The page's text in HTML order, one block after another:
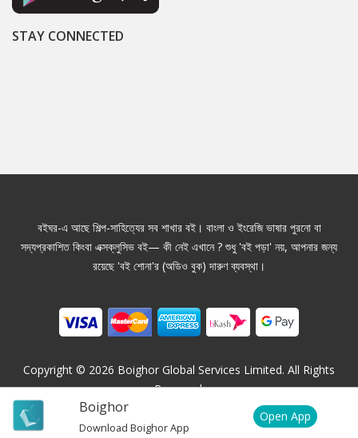
Boighor
Download Boighor App
Open App
STAY CONNECTED
বইঘর-এ আছে শিল্প-সাহিত্যের সব শাখার বই। বাংলা ও ইংরেজি ভাষার পুরনো বা
সদ্যপ্রকাশিত কিংবা এক্সক্লুসিভ বই— কী নেই এখানে ? শুধু 'বই পড়া' নয়, আপনার জন্য
রয়েছে 'বই শোনা'র (অডিও বুক) দারুণ ব্যবস্থা।
Copyright © 2026 Boighor Global Services Limited. All Rights
Reserved.